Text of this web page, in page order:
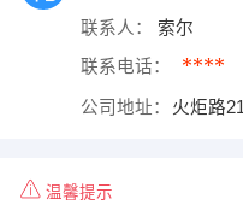
联系人： 索尔
联系电话： ****
公司地址： 火炬路
温馨提示